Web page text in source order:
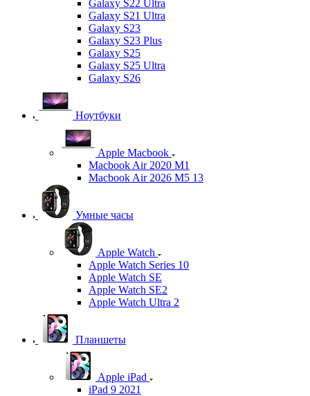
Galaxy S22 Ultra
Galaxy S21 Ultra
Galaxy S23
Galaxy S23 Plus
Galaxy S25
Galaxy S25 Ultra
Galaxy S26
Ноутбуки
Apple Macbook
Macbook Air 2020 M1
Macbook Air 2026 M5 13
Умные часы
Apple Watch
Apple Watch Series 10
Apple Watch SE
Apple Watch SE2
Apple Watch Ultra 2
Планшеты
Apple iPad
iPad 9 2021